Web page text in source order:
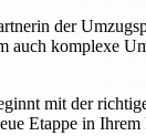
der
auch komplexe
mit der
Etappe in